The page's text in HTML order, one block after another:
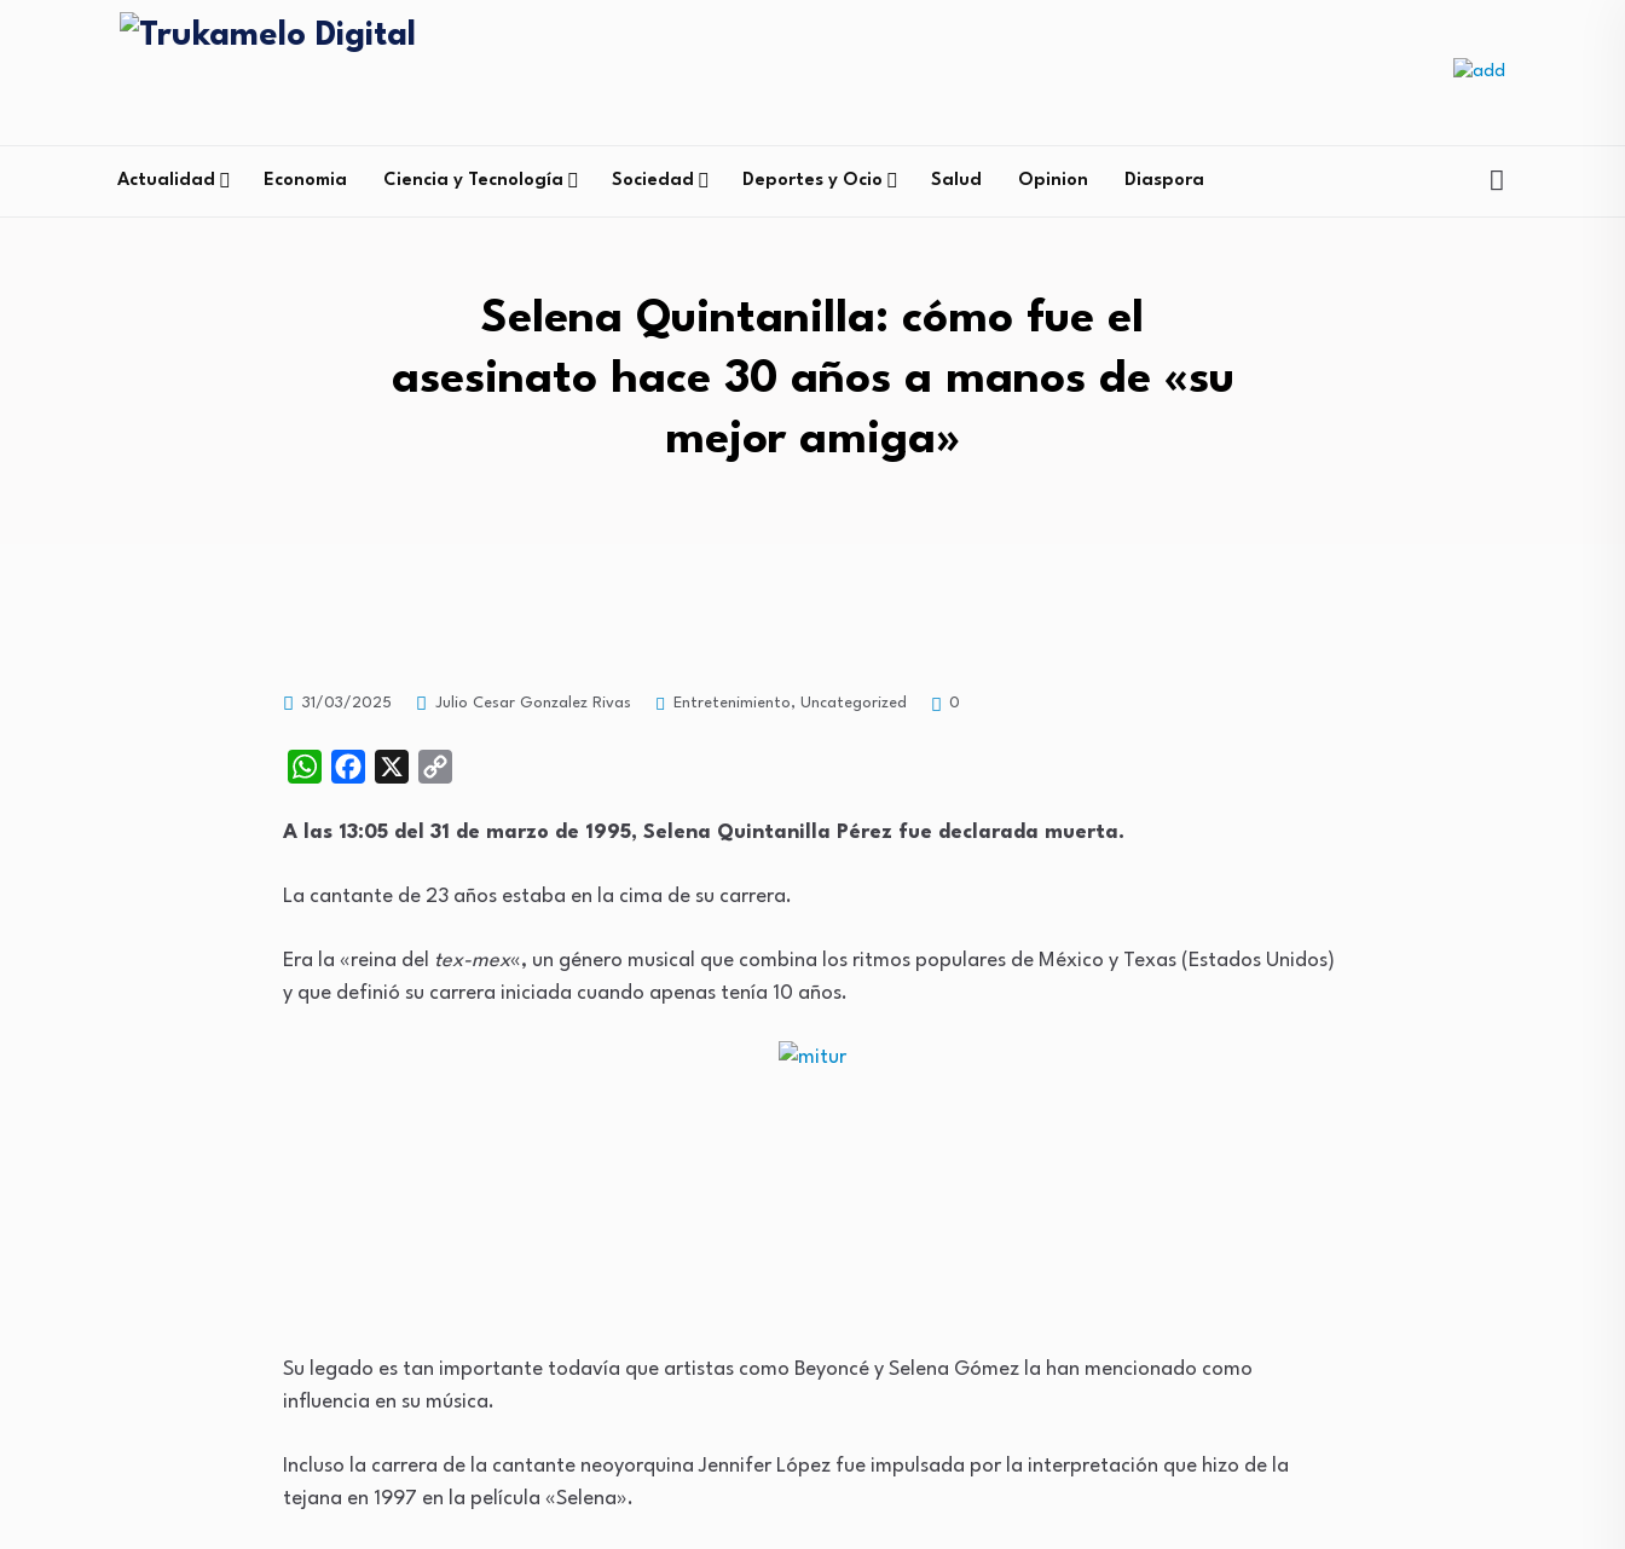
Actualidad Economia Ciencia y Tecnología Sociedad Deportes y Ocio Salud Opinion Diaspora
Selena Quintanilla: cómo fue el
asesinato hace 30 años a manos de «su
mejor amiga»
31/03/2025 Julio Cesar Gonzalez Rivas Entretenimiento, Uncategorized 0
WhatsAppFacebook
A las 13:05 del 31 de marzo de 1995, Selena Quintanilla Pérez fue declarada muerta.
La cantante de 23 años estaba en la cima de su carrera.
Era la «reina del tex-mex«, un género musical que combina los ritmos populares de México y Texas (Estados Unidos)
y que definió su carrera iniciada cuando apenas tenía 10 años.
Su legado es tan importante todavía que artistas como Beyoncé y Selena Gómez la han mencionado como
influencia en su música.
Incluso la carrera de la cantante neoyorquina Jennifer López fue impulsada por la interpretación que hizo de la
tejana en 1997 en la película «Selena».